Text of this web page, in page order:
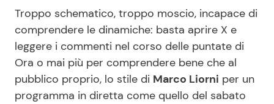
Mondo Mamma
News benessere
Salute
Le Ricette in TV
Primi Piatti
Ricette Facili e Veloci
Troppo schematico, troppo moscio, incapace di
comprendere le dinamiche: basta aprire X e
leggere i commenti nel corso delle puntate di
Ora o mai più per comprendere bene che al
pubblico proprio, lo stile di Marco Liorni per un
programma in diretta come quello del sabato